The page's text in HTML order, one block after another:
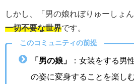
しかし、「男の娘れぼりゅーしょん
一切不要な世界です。
このコミュニティの前提
「男の娘」
：女装をする男
の姿に変身することを楽しむ